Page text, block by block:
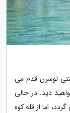
لوسرن قدم می
دید. در حالی
اما از قله کوه